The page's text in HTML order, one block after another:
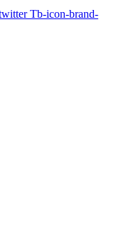
Tb-icon-brand-